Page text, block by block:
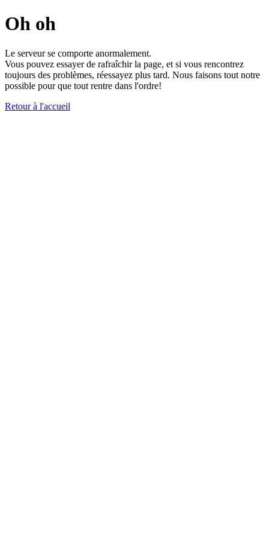
Oh oh
Le serveur se comporte anormalement.
Vous pouvez essayer de rafraîchir la page, et si vous rencontrez
toujours des problèmes, réessayez plus tard. Nous faisons tout notre
possible pour que tout rentre dans l'ordre!
Retour à l'accueil